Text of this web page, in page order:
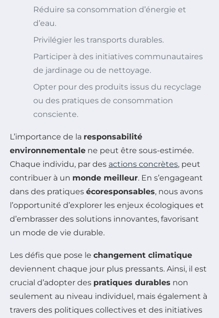
Réduire sa consommation d’énergie et
d’eau.
Privilégier les transports durables.
Participer à des initiatives communautaires
de jardinage ou de nettoyage.
Opter pour des produits issus du recyclage
ou des pratiques de consommation
consciente.
L’importance de la responsabilité
environnementale ne peut être sous-estimée.
Chaque individu, par des actions concrètes, peut
contribuer à un monde meilleur. En s’engageant
dans des pratiques écoresponsables, nous avons
l’opportunité d’explorer les enjeux écologiques et
d’embrasser des solutions innovantes, favorisant
un mode de vie durable.
Les défis que pose le changement climatique
deviennent chaque jour plus pressants. Ainsi, il est
crucial d’adopter des pratiques durables non
seulement au niveau individuel, mais également à
travers des politiques collectives et des initiatives